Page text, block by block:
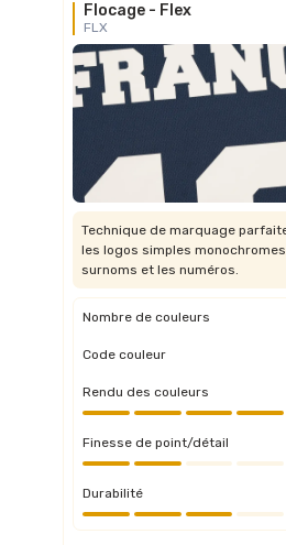
Flocage - Flex
FLX
Technique de marquage
les logos simples
surnoms et les numéros.
Nombre de couleurs
Code couleur
Rendu des couleurs
Finesse de point/détail
Durabilité